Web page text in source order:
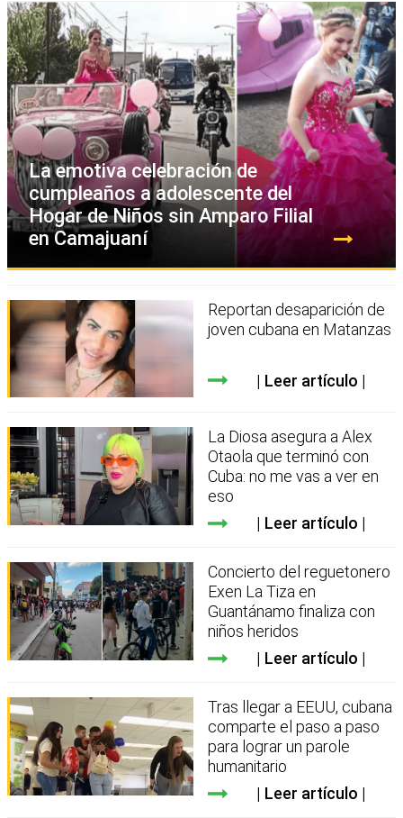
La emotiva celebración de
cumpleaños a adolescente del
Hogar de Niños sin Amparo Filial
en Camajuaní
Reportan desaparición de
joven cubana en Matanzas
Leer artículo
La Diosa asegura a Alex
Otaola que terminó con
Cuba: no me vas a ver en
eso
Leer artículo
Concierto del reguetonero
Exen La Tiza en
Guantánamo finaliza con
niños heridos
Leer artículo
Tras llegar a EEUU, cubana
comparte el paso a paso
para lograr un parole
humanitario
Leer artículo